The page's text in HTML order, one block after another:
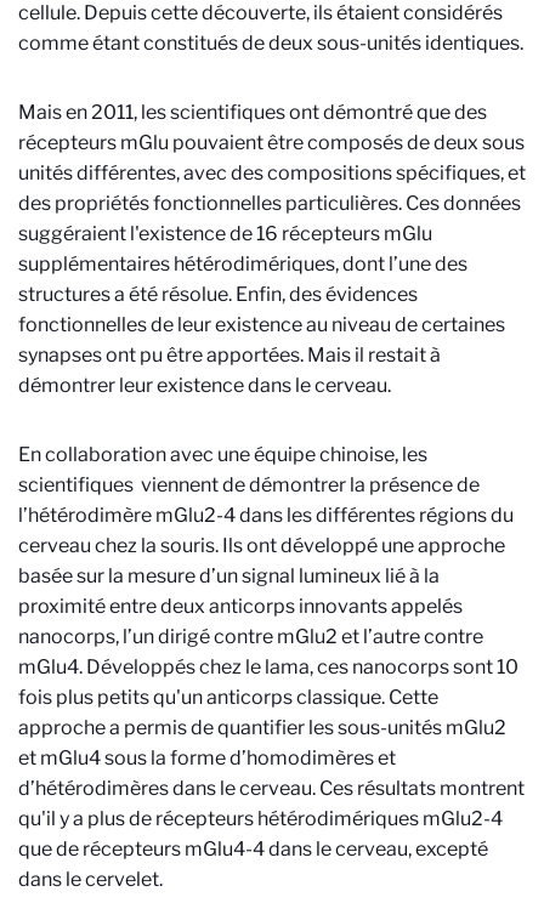
cellule. Depuis cette découverte, ils étaient considérés
comme étant constitués de deux sous-unités identiques.
Mais en 2011, les scientifiques ont démontré que des
récepteurs mGlu pouvaient être composés de deux sous
unités différentes, avec des compositions spécifiques, et
des propriétés fonctionnelles particulières. Ces données
suggéraient l'existence de 16 récepteurs mGlu
supplémentaires hétérodimériques, dont l’une des
structures a été résolue. Enfin, des évidences
fonctionnelles de leur existence au niveau de certaines
synapses ont pu être apportées. Mais il restait à
démontrer leur existence dans le cerveau.
En collaboration avec une équipe chinoise, les
scientifiques viennent de démontrer la présence de
l’hétérodimère mGlu2-4 dans les différentes régions du
cerveau chez la souris. Ils ont développé une approche
basée sur la mesure d’un signal lumineux lié à la
proximité entre deux anticorps innovants appelés
nanocorps, l’un dirigé contre mGlu2 et l’autre contre
mGlu4. Développés chez le lama, ces nanocorps sont 10
fois plus petits qu'un anticorps classique. Cette
approche a permis de quantifier les sous-unités mGlu2
et mGlu4 sous la forme d’homodimères et
d’hétérodimères dans le cerveau. Ces résultats montrent
qu'il y a plus de récepteurs hétérodimériques mGlu2-4
que de récepteurs mGlu4-4 dans le cerveau, excepté
dans le cervelet.